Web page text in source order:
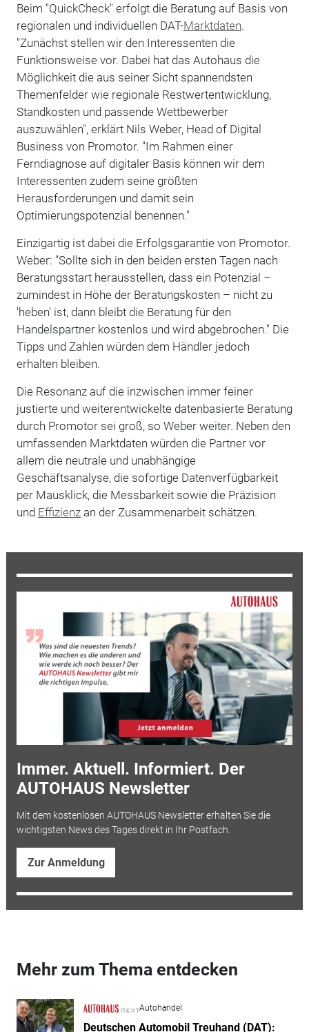
Beim "QuickCheck" erfolgt die Beratung auf Basis von
regionalen und individuellen DAT-Marktdaten.
"Zunächst stellen wir den Interessenten die
Funktionsweise vor. Dabei hat das Autohaus die
Möglichkeit die aus seiner Sicht spannendsten
Themenfelder wie regionale Restwertentwicklung,
Standkosten und passende Wettbewerber
auszuwählen", erklärt Nils Weber, Head of Digital
Business von Promotor. "Im Rahmen einer
Ferndiagnose auf digitaler Basis können wir dem
Interessenten zudem seine größten
Herausforderungen und damit sein
Optimierungspotenzial benennen."
Einzigartig ist dabei die Erfolgsgarantie von Promotor.
Weber: "Sollte sich in den beiden ersten Tagen nach
Beratungsstart herausstellen, dass ein Potenzial –
zumindest in Höhe der Beratungskosten – nicht zu
'heben' ist, dann bleibt die Beratung für den
Handelspartner kostenlos und wird abgebrochen." Die
Tipps und Zahlen würden dem Händler jedoch
erhalten bleiben.
Die Resonanz auf die inzwischen immer feiner
justierte und weiterentwickelte datenbasierte Beratung
durch Promotor sei groß, so Weber weiter. Neben den
umfassenden Marktdaten würden die Partner vor
allem die neutrale und unabhängige
Geschäftsanalyse, die sofortige Datenverfügbarkeit
per Mausklick, die Messbarkeit sowie die Präzision
und Effizienzan der Zusammenarbeit schätzen.
Immer. Aktuell. Informiert. Der
AUTOHAUS Newsletter
Mit dem kostenlosen AUTOHAUS Newsletter erhalten Sie die
wichtigsten News des Tages direkt in Ihr Postfach.
Zur Anmeldung
Mehr zum Thema entdecken
Autohandel
Deutschen Automobil Treuhand (DAT):